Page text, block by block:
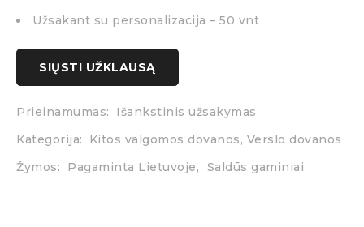
Užsakant su personalizacija – 50 vnt
SIŲSTI UŽKLAUSĄ
Prieinamumas:
Išankstinis užsakymas
Kategorija:
Kitos valgomos dovanos, Verslo dovanos
Žymos:
Pagaminta Lietuvoje, Saldūs gaminiai